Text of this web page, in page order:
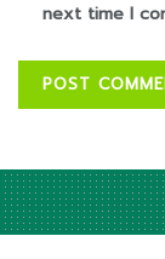
next time I